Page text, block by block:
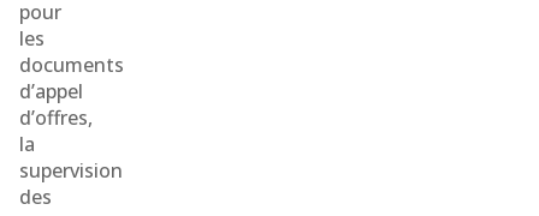
pour
les
documents
d’appel
d’offres,
la
supervision
des